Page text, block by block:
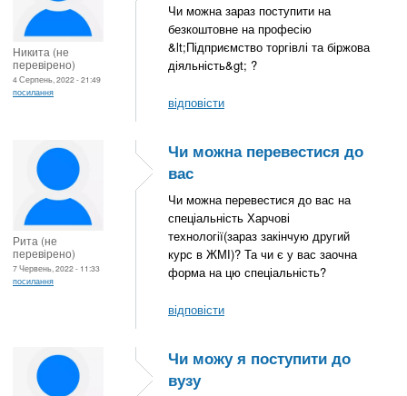
Никита (не
перевірено)
4 Серпень, 2022 - 21:49
посилання
Чи можна зараз поступити на
безкоштовне на професію
&lt;Підприємство торгівлі та біржова
діяльність&gt; ?
відповісти
Рита (не
перевірено)
7 Червень, 2022 - 11:33
посилання
Чи можна перевестися до
вас
Чи можна перевестися до вас на
спеціальність Харчові
технології(зараз закінчую другий
курс в ЖМІ)? Та чи є у вас заочна
форма на цю спеціальність?
відповісти
Чи можу я поступити до
вузу